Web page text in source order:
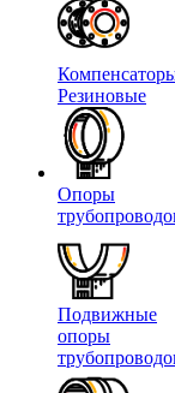
Резиновые
Опоры
Подвижные
опоры